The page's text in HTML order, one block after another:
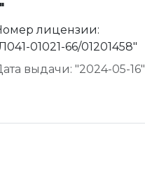
лицензии:
01021-66/01201458"
выдачи: "2024-05-16"